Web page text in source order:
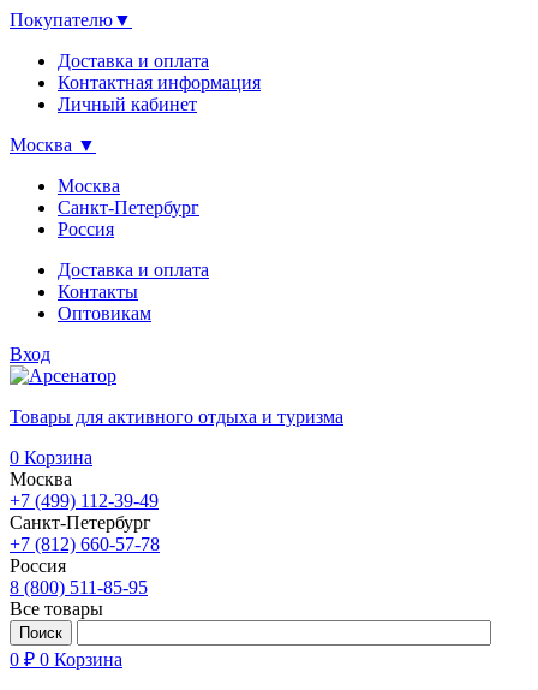
Покупателю▼
Доставка и оплата
Контактная информация
Личный кабинет
Москва ▼
Москва
Санкт-Петербург
Россия
Доставка и оплата
Контакты
Оптовикам
Вход
Товары для активного отдыха и туризма
0 Корзина
Москва
+7 (499) 112-39-49
Санкт-Петербург
+7 (812) 660-57-78
Россия
8 (800) 511-85-95
Все товары
0 ₽ 0 Корзина